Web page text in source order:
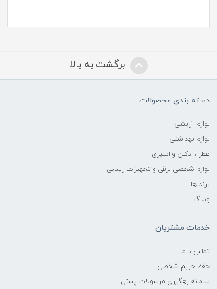
برگشت به بالا
دسته بندی محصولات
لوازم آرایشی
لوازم بهداشتی
عطر ، ادکلن و اسپری
لوازم شخصی برقی و تجهیزات زیبایی
برند ها
وبلاگ
خدمات مشتریان
تماس با ما
حفظ حریم شخصی
سامانه رهگیری مرسولات پستی